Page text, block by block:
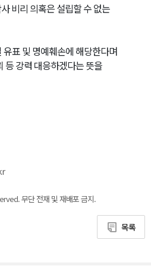
비리 의혹은 설립할 수 없는
표 및 명예훼손에 해당한다며
등 강력 대응하겠다는 뜻을
무단 전재 및 재배포 금지.
목록